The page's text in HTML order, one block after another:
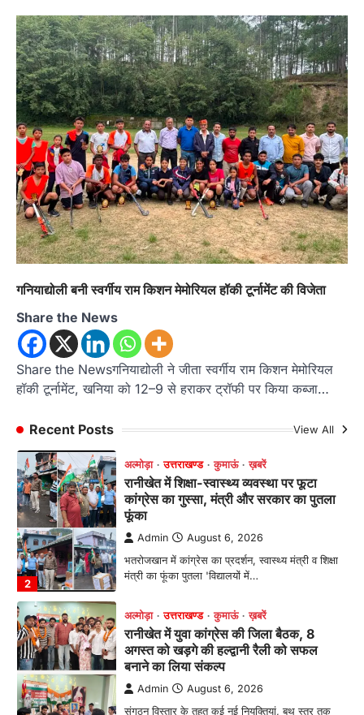
गनियाद्योली बनी स्वर्गीय राम किशन मेमोरियल हॉकी टूर्नामेंट की विजेता
Share the News
Share the Newsगनियाद्योली ने जीता स्वर्गीय राम किशन मेमोरियल
हॉकी टूर्नामेंट, खनिया को 12–9 से हराकर ट्रॉफी पर किया कब्जा…
Recent Posts View All
4
चौखुटिया में सेवा पखवाड़ा शिविर: 954 लोगों ने
लिया लाभ, 191 में से 182 शिकायतों का मौके
पर हुआ निस्तारण
Admin August 5, 2026
तड़ागताल में आयोजित सेवा पखवाड़ा शिविर में 954 लोगों
ने किया प्रतिभाग जिलाधिकारी अंशुल सिंह…
1
अल्मोड़ा उत्तराखण्ड कुमाऊं ख़बरें धार्मिक
मानिला देवी मंदिर में श्रीमद्भागवत कथा के चतुर्थ
दिवस धूमधाम से मनाया गया श्रीकृष्ण जन्मोत्सव,
राज्य मंत्री कैलाश पंत ने किया कथा श्रवण
Admin August 6, 2026
रानीखेत। मानिला देवी मंदिर, कमराड़/विनायक क्षेत्र में
2
रानीखेत में शिक्षा-स्वास्थ्य व्यवस्था पर फूटा
कांग्रेस का गुस्सा, मंत्री और सरकार का पुतला
फूंका
Admin August 6, 2026
3
अल्मोड़ा उत्तराखण्ड कुमाऊं ख़बरें
रानीखेत में युवा कांग्रेस की जिला बैठक, 8
अगस्त को खड़गे की हल्द्वानी रैली को सफल
बनाने का लिया संकल्प
Admin August 6, 2026
संगठन विस्तार के तहत कई नई नियुक्तियां, बूथ स्तर तक
संगठन मजबूत करने और युवाओं…
अल्मोड़ा उत्तराखण्ड कुमाऊं ख़बरें
चौखुटिया में सेवा पखवाड़ा शिविर: 954 लोगों ने
लिया लाभ, 191 में से 182 शिकायतों का मौके
पर हुआ निस्तारण
Admin August 5, 2026
तड़ागताल में आयोजित सेवा पखवाड़ा शिविर में 954 लोगों